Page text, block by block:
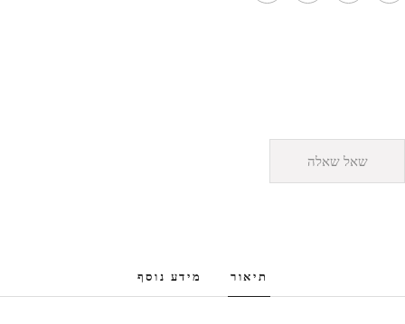
שאל שאלה
תיאור מידע נוסף